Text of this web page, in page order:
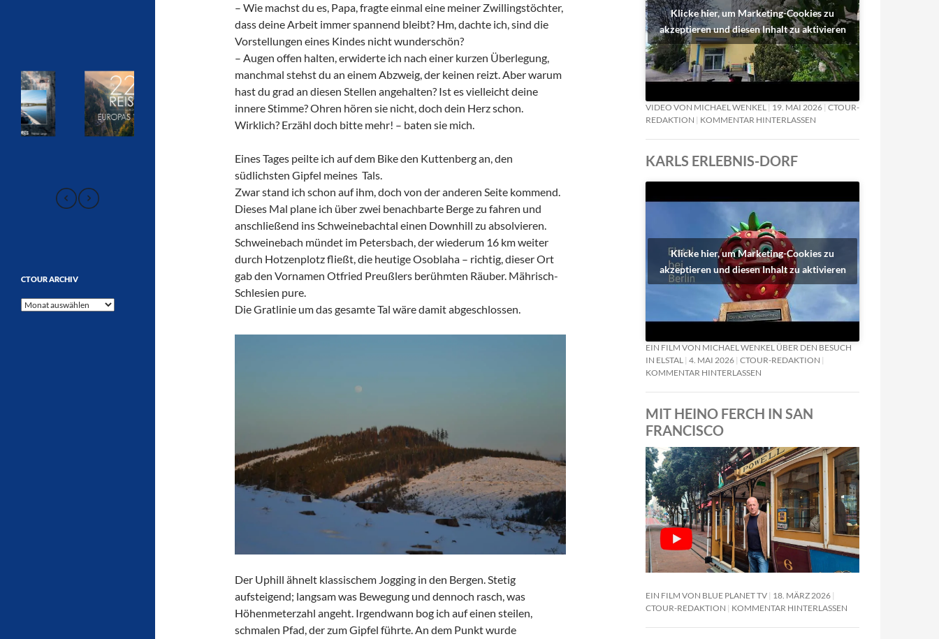
– Wie machst du es, Papa, fragte einmal eine meiner Zwillingstöchter,
dass deine Arbeit immer spannend bleibt? Hm, dachte ich, sind die
Vorstellungen eines Kindes nicht wunderschön?
– Augen offen halten, erwiderte ich nach einer kurzen Überlegung,
manchmal stehst du an einem Abzweig, der keinen reizt. Aber warum
hast du grad an diesen Stellen angehalten? Ist es vielleicht deine
innere Stimme? Ohren hören sie nicht, doch dein Herz schon.
Wirklich? Erzähl doch bitte mehr! – baten sie mich.
Eines Tages peilte ich auf dem Bike den Kuttenberg an, den
südlichsten Gipfel meines Tals.
Zwar stand ich schon auf ihm, doch von der anderen Seite kommend.
Dieses Mal plane ich über zwei benachbarte Berge zu fahren und
anschließend ins Schweinebachtal einen Downhill zu absolvieren.
Schweinebach mündet im Petersbach, der wiederum 16 km weiter
durch Hotzenplotz fließt, die heutige Osoblaha – richtig, dieser Ort
gab den Vornamen Otfried Preußlers berühmten Räuber. Mährisch-
Schlesien pure.
Die Gratlinie um das gesamte Tal wäre damit abgeschlossen.
Der Uphill ähnelt klassischem Jogging in den Bergen. Stetig
aufsteigend; langsam was Bewegung und dennoch rasch, was
Höhenmeterzahl angeht. Irgendwann bog ich auf einen steilen,
schmalen Pfad, der zum Gipfel führte. An dem Punkt wurde
Klicke hier, um Marketing-Cookies zu
akzeptieren und diesen Inhalt zu aktivieren
VIDEO VON MICHAEL WENKEL 19. MAI 2026 CTOUR-
REDAKTION
KOMMENTAR HINTERLASSEN
KARLS ERLEBNIS-DORF
Klicke hier, um Marketing-Cookies zu
akzeptieren und diesen Inhalt zu aktivieren
EIN FILM VON MICHAEL WENKEL ÜBER DEN BESUCH
IN ELSTAL 4. MAI 2026 CTOUR-REDAKTION
KOMMENTAR HINTERLASSEN
MIT HEINO FERCH IN SAN
FRANCISCO
EIN FILM VON BLUE PLANET TV 18. MÄRZ 2026
CTOUR-REDAKTION
KOMMENTAR HINTERLASSEN
CTOUR ARCHIV
CTOUR